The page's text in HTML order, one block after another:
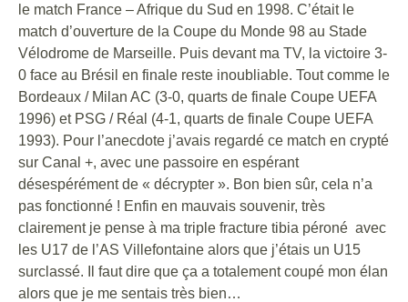
le match France – Afrique du Sud en 1998. C’était le
match d’ouverture de la Coupe du Monde 98 au Stade
Vélodrome de Marseille. Puis devant ma TV, la victoire 3-
0 face au Brésil en finale reste inoubliable. Tout comme le
Bordeaux / Milan AC (3-0, quarts de finale Coupe UEFA
1996) et PSG / Réal (4-1, quarts de finale Coupe UEFA
1993). Pour l’anecdote j’avais regardé ce match en crypté
sur Canal +, avec une passoire en espérant
désespérément de « décrypter ». Bon bien sûr, cela n’a
pas fonctionné ! Enfin en mauvais souvenir, très
clairement je pense à ma triple fracture tibia péroné avec
les U17 de l’AS Villefontaine alors que j’étais un U15
surclassé. Il faut dire que ça a totalement coupé mon élan
alors que je me sentais très bien…